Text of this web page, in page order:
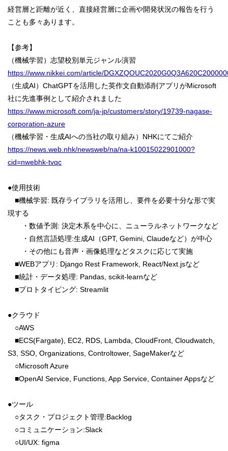
経営層と距離が近く、直接経営層に企画や開発状況の報告を行う
ことも多々あります。
【参考】
（機械学習）志望校別単元ジャンル演習
https://www.nikkei.com/article/
（生成AI）ChatGPTを活用した英作文自動添削アプリがMicrosoft
社に先進事例として紹介されました
https://www.microsoft.com/ja-jp/customers/story/19739-nagase-
corporation-azure
（機械学習・生成AIへの当社の取り組み）NHKにてご紹介
https://news.web.nhk/newsweb/na/na-k10015022901000?
cid=nwebhk-tvqc
●使用技術
■機械学習: 既存ライブラリを活用し、要件を必要十分な形で実
現する
・数値予測: 決定木系を中心に、ニューラルネットワークなど
・自然言語処理:生成AI（GPT, Gemini, Claudeなど）が中心
・その他にも音声・画像処理などタスクに応じて実施
■WEBアプリ: Django Rest Framework, React/Next.jsなど
■統計・データ処理: Pandas, scikit-learnなど
■プロトタイピング: Streamlit
●クラウド
○AWS
■ECS(Fargate), EC2, RDS, Lambda, CloudFront, Cloudwatch,
S3, SSO, Organizations, Controltower, SageMakerなど
○Microsoft Azure
■OpenAI Service, Functions, App Service, Container Appsなど
●ツール
○タスク・プロジェクト管理:Backlog
○コミュニケーション:Slack
○UI/UX: figma